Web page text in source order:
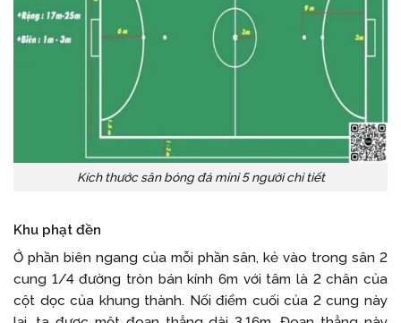
Kích thước sân bóng đá mini 5 người chi tiết
Khu phạt đền
Ở phần biên ngang của mỗi phần sân, kẻ vào trong sân 2
cung 1/4 đường tròn bán kính 6m với tâm là 2 chân của
cột dọc của khung thành. Nối điểm cuối của 2 cung này